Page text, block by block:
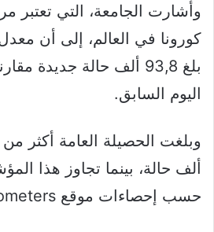
وأشارت الجامعة، التي تعتبر
كورونا في العالم، إلى أن معدل
اليوم السابق.
حسب إحصاءات موقع Worldometers.